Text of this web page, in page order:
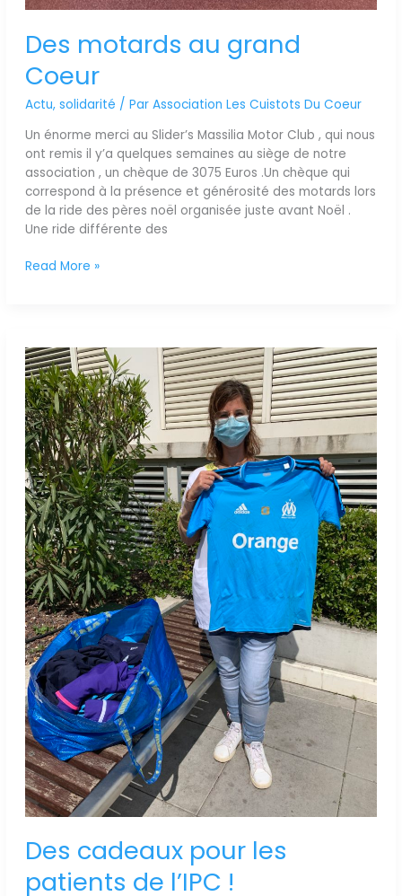
Des motards au grand
Coeur
Actu, solidarité / Par Association Les Cuistots Du Coeur
Un énorme merci au Slider’s Massilia Motor Club , qui nous
ont remis il y’a quelques semaines au siège de notre
association , un chèque de 3075 Euros .Un chèque qui
correspond à la présence et générosité des motards lors
de la ride des pères noël organisée juste avant Noël .
Une ride différente des
Read More »
Des cadeaux pour les
patients de l’IPC !
Des
cadeaux
pour
les
patients
de
l’IPC
!